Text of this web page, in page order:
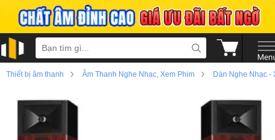
Thiết bị âm thanh › Âm Thanh Nghe Nhạc, Xem Phim › Dàn Nghe Nhạc -